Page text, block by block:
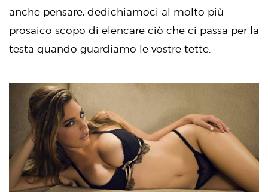
anche pensare, dedichiamoci al molto più
prosaico scopo di elencare ciò che ci passa per la
testa quando guardiamo le vostre tette.